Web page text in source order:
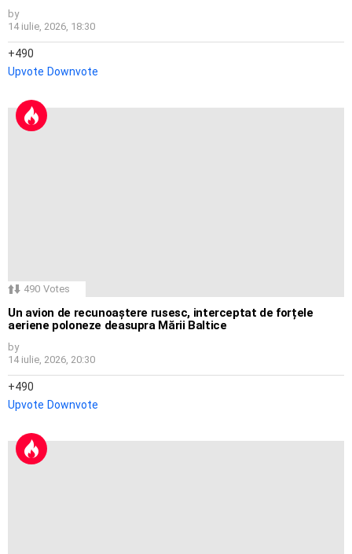
by
14 iulie, 2026, 18:30
490
Upvote Downvote
490 Votes
Un avion de recunoaștere rusesc, interceptat de forțele
aeriene poloneze deasupra Mării Baltice
by
14 iulie, 2026, 20:30
490
Upvote Downvote